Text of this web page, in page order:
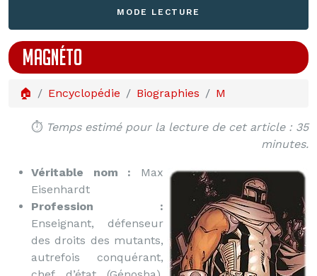
MODE LECTURE
MAGNÉTO
🏠 Encyclopédie Biographies M
⏱️ Temps estimé pour la lecture de cet article : 35
minutes.
Véritable nom : Max
Eisenhardt
Profession :
Enseignant, défenseur
des droits des mutants,
autrefois conquérant,